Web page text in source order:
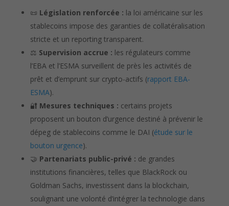
📜 Législation renforcée : la loi américaine sur les
stablecoins impose des garanties de collatéralisation
stricte et un reporting transparent.
⚖️ Supervision accrue : les régulateurs comme
l’EBA et l’ESMA surveillent de près les activités de
prêt et d’emprunt sur crypto-actifs (rapport EBA-
ESMA).
🔐 Mesures techniques : certains projets
proposent un bouton d’urgence destiné à prévenir le
dépeg de stablecoins comme le DAI (étude sur le
bouton urgence).
🤝 Partenariats public-privé : de grandes
institutions financières, telles que BlackRock ou
Goldman Sachs, investissent dans la blockchain,
soulignant une volonté d’intégrer la technologie dans